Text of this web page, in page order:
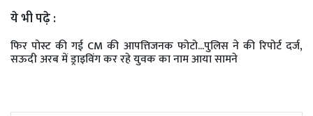
ये भी पढ़े :
फिर पोस्ट की गई CM की आपत्तिजनक फोटो...पुलिस ने की रिपोर्ट दर्ज,
सऊदी अरब में ड्राइविंग कर रहे युवक का नाम आया सामने